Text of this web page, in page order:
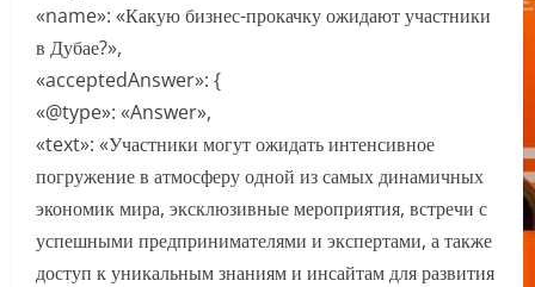
«name»: «Какую бизнес-прокачку ожидают участники
в Дубае?»,
«acceptedAnswer»: {
«@type»: «Answer»,
«text»: «Участники могут ожидать интенсивное
погружение в атмосферу одной из самых динамичных
экономик мира, эксклюзивные мероприятия, встречи с
успешными предпринимателями и экспертами, а также
доступ к уникальным знаниям и инсайтам для развития